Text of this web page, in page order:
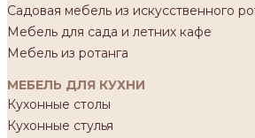
Садовая мебель из искусственного
Мебель для сада и летних кафе
Мебель из ротанга
МЕБЕЛЬ ДЛЯ КУХНИ
Кухонные столы
Кухонные стулья